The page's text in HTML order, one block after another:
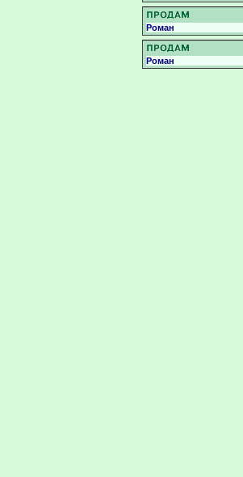
Роман
Роман